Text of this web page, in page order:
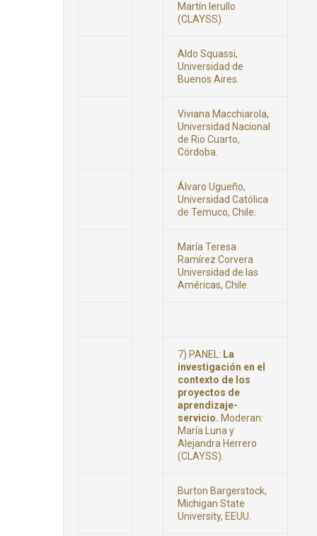
Martín Ierullo
(CLAYSS).
Aldo Squassi,
Universidad de
Buenos Aires.
Viviana Macchiarola,
Universidad Nacional
de Rio Cuarto,
Córdoba.
Álvaro Ugueño,
Universidad Católica
de Temuco, Chile.
María Teresa
Ramírez Corvera
Universidad de las
Américas, Chile.
7) PANEL: La
investigación en el
contexto de los
proyectos de
aprendizaje-
servicio. Moderan:
María Luna y
Alejandra Herrero
(CLAYSS).
Burton Bargerstock,
Michigan State
University, EEUU.